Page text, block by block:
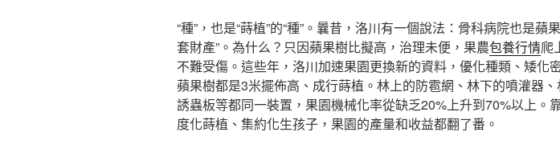
“種”，也是“蒔植”的“種”。曩昔，洛川有一個說法：骨科病院也是蘋
套財產”。為什么？只因蘋果樹比擬高，治理未便，果農包養行情爬
不難受傷。這些年，洛川加速果園更換新的資料，優化種類、矮化
蘋果樹都是3米擺佈高、成行蒔植。林上的防雹網、林下的噴灌器、
誘蟲板等都同一裝置，果園機械化率從缺乏20%上升到70%以上。
度化蒔植、集約化生孩子，果園的產量和收益都翻了番。